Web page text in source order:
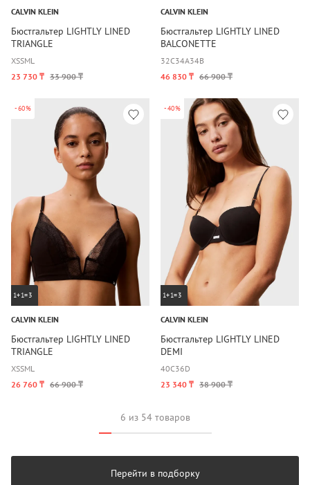
CALVIN KLEIN
Бюстгальтер LIGHTLY LINED
TRIANGLE
XSSML
23 730 ₸ 33 900 ₸
CALVIN KLEIN
Бюстгальтер LIGHTLY LINED
BALCONETTE
32C34A34B
46 830 ₸ 66 900 ₸
-60%
1+1=3
CALVIN KLEIN
Бюстгальтер LIGHTLY LINED
TRIANGLE
XSSML
26 760 ₸ 66 900 ₸
-40%
1+1=3
CALVIN KLEIN
Бюстгальтер LIGHTLY LINED
DEMI
40C36D
23 340 ₸ 38 900 ₸
6 из 54 товаров
Перейти в подборку